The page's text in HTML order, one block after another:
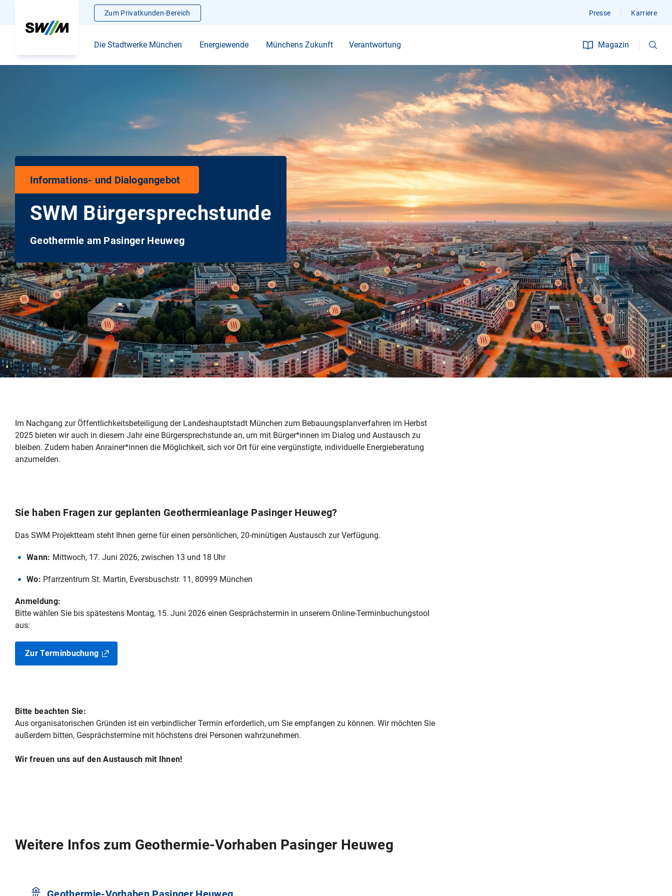
Zum Privatkunden-Bereich Presse Karriere
Die Stadtwerke München Energiewende Münchens Zukunft Verantwortung Magazin
Informations- und Dialogangebot
SWM Bürgersprechstunde
Geothermie am Pasinger Heuweg
Im Nachgang zur Öffentlichkeitsbeteiligung der Landeshauptstadt München zum Bebauungsplanverfahren im Herbst
2025 bieten wir auch in diesem Jahr eine Bürgersprechstunde an, um mit Bürger*innen im Dialog und Austausch zu
bleiben. Zudem haben Anrainer*innen die Möglichkeit, sich vor Ort für eine vergünstigte, individuelle Energieberatung
anzumelden.
Sie haben Fragen zur geplanten Geothermieanlage Pasinger Heuweg?
Das SWM Projektteam steht Ihnen gerne für einen persönlichen, 20-minütigen Austausch zur Verfügung.
Wann: Mittwoch, 17. Juni 2026, zwischen 13 und 18 Uhr
Wo: Pfarrzentrum St. Martin, Eversbuschstr. 11, 80999 München
Anmeldung:
Bitte wählen Sie bis spätestens Montag, 15. Juni 2026 einen Gesprächstermin in unserem Online-Terminbuchungstool
aus:
Zur Terminbuchung
Bitte beachten Sie:
Aus organisatorischen Gründen ist ein verbindlicher Termin erforderlich, um Sie empfangen zu können. Wir möchten Sie
außerdem bitten, Gesprächstermine mit höchstens drei Personen wahrzunehmen.
Wir freuen uns auf den Austausch mit Ihnen!
Weitere Infos zum Geothermie-Vorhaben Pasinger Heuweg